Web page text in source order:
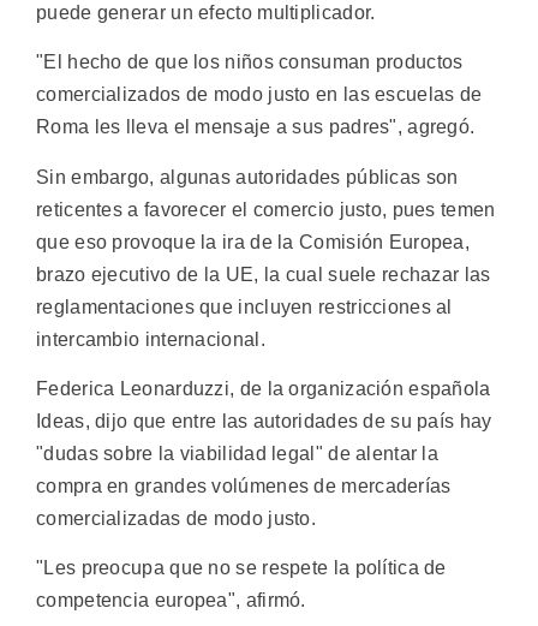
puede generar un efecto multiplicador.
"El hecho de que los niños consuman productos
comercializados de modo justo en las escuelas de
Roma les lleva el mensaje a sus padres", agregó.
Sin embargo, algunas autoridades públicas son
reticentes a favorecer el comercio justo, pues temen
que eso provoque la ira de la Comisión Europea,
brazo ejecutivo de la UE, la cual suele rechazar las
reglamentaciones que incluyen restricciones al
intercambio internacional.
Federica Leonarduzzi, de la organización española
Ideas, dijo que entre las autoridades de su país hay
"dudas sobre la viabilidad legal" de alentar la
compra en grandes volúmenes de mercaderías
comercializadas de modo justo.
"Les preocupa que no se respete la política de
competencia europea", afirmó.